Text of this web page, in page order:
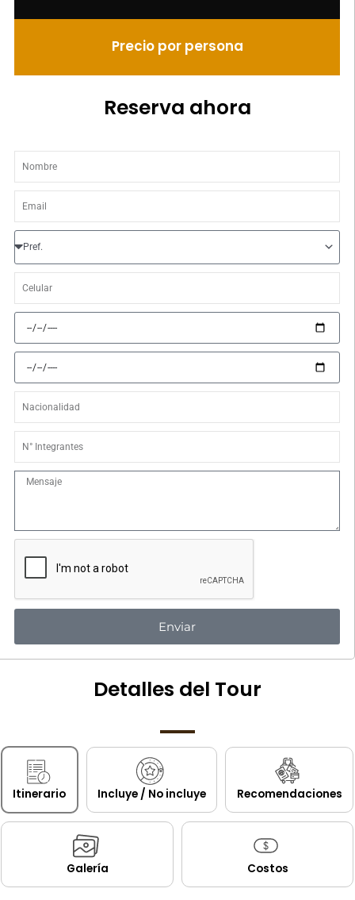
Precio por persona
Reserva ahora
llegada
retorno
Mensaje
Enviar
Detalles del Tour
Itinerario Incluye / No incluye Recomendaciones
Galería Costos